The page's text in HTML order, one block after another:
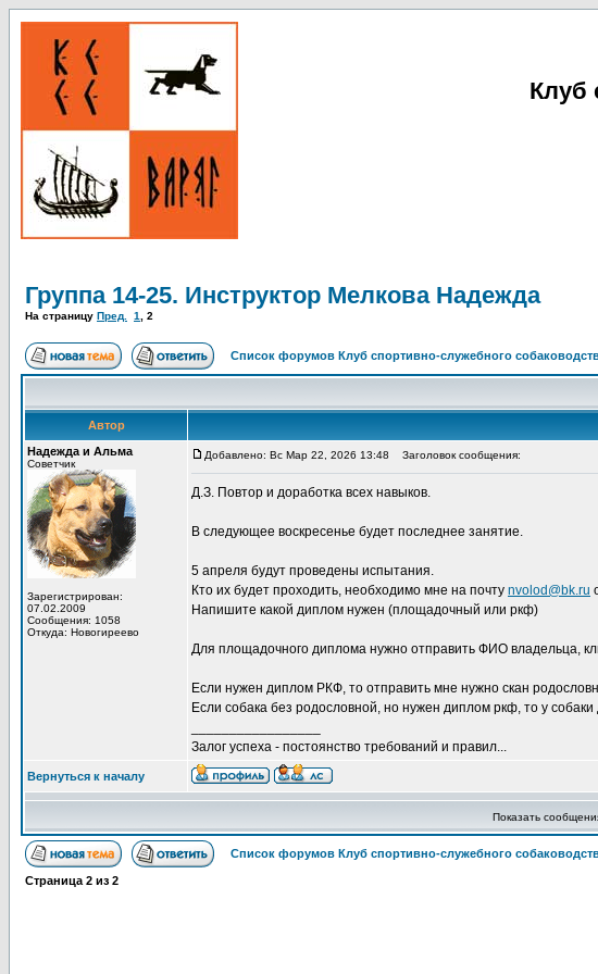
Клуб
Группа 14-25. Инструктор Мелкова Надежда
На страницу Пред. 1 2
Список форумов Клуб спортивно-служебного
Автор
Надежда и Альма
Советчик
Зарегистрирован:
07.02.2009
Сообщения: 1058
Откуда: Новогиреево
Добавлено: Вс Мар 22, 2026 13:48 Заголовок сообщения:
Д.З. Повтор и доработка всех навыков.
В следующее воскресенье будет последнее занятие.
5 апреля будут проведены испытания.
Кто их будет проходить, необходимо мне на почту nvolod@bk.ru
Напишите какой диплом нужен (площадочный или ркф)
Для площадочного диплома нужно отправить ФИО владельца,
Если нужен диплом РКФ, то отправить мне нужно скан
Если собака без родословной, но нужен диплом ркф, то у
Залог успеха - постоянство требований и правил...
Вернуться к началу
Показать
Список форумов Клуб спортивно-служебного
Страница 2 из 2